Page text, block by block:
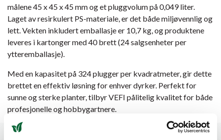
målene 45 x 45 x 45 mm og et pluggvolum på 0,049 liter.
Laget av resirkulert PS-materiale, er det både miljøvennlig og
lett. Vekten inkludert emballasje er 10,7 kg, og produktene
leveres i kartonger med 40 brett (24 salgsenheter per
ytteremballasje).
Med en kapasitet på 324 plugger per kvadratmeter, gir dette
brettet en effektiv løsning for enhver dyrker. Perfekt for
sunne og sterke planter, tilbyr VEFI pålitelig kvalitet for både
profesjonelle og hobbygartnere.